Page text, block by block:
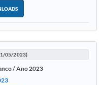
05/2023)
/ Ano 2023